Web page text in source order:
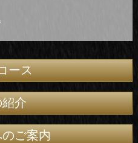
ース
紹介
ご案内